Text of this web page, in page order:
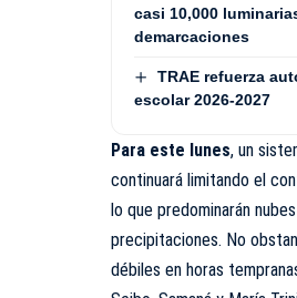
casi 10,000
demarcaciones
TRAE refuerza
escolar 2026-2027
Para este lunes, un
continuará limitando el
lo que predominarán
precipitaciones. No
débiles en horas